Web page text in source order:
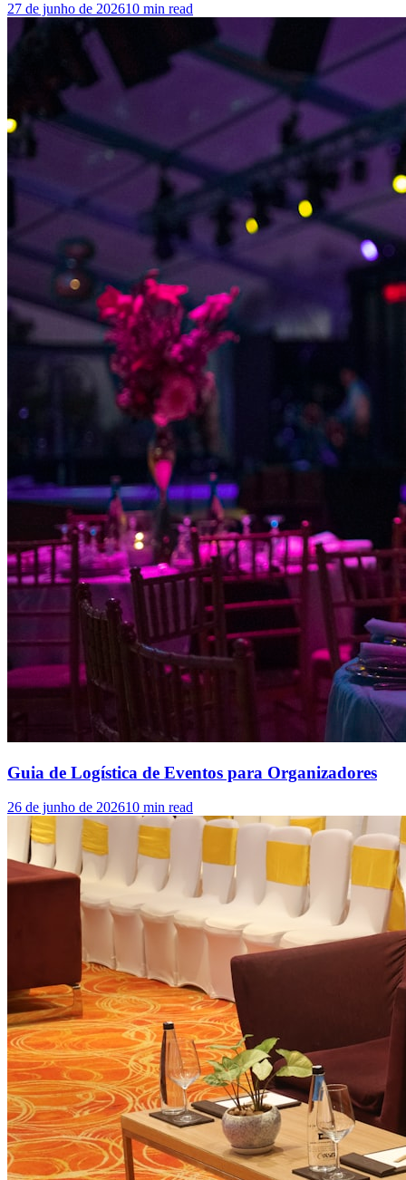
27 de junho de 202610 min read
Guia de Logística de Eventos para Organizadores
26 de junho de 202610 min read